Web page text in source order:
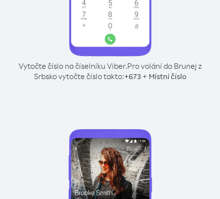
Vytočte číslo na číselníku Viber.Pro volání do Brunej z
Srbsko vytočte číslo takto:+673+ Místní číslo